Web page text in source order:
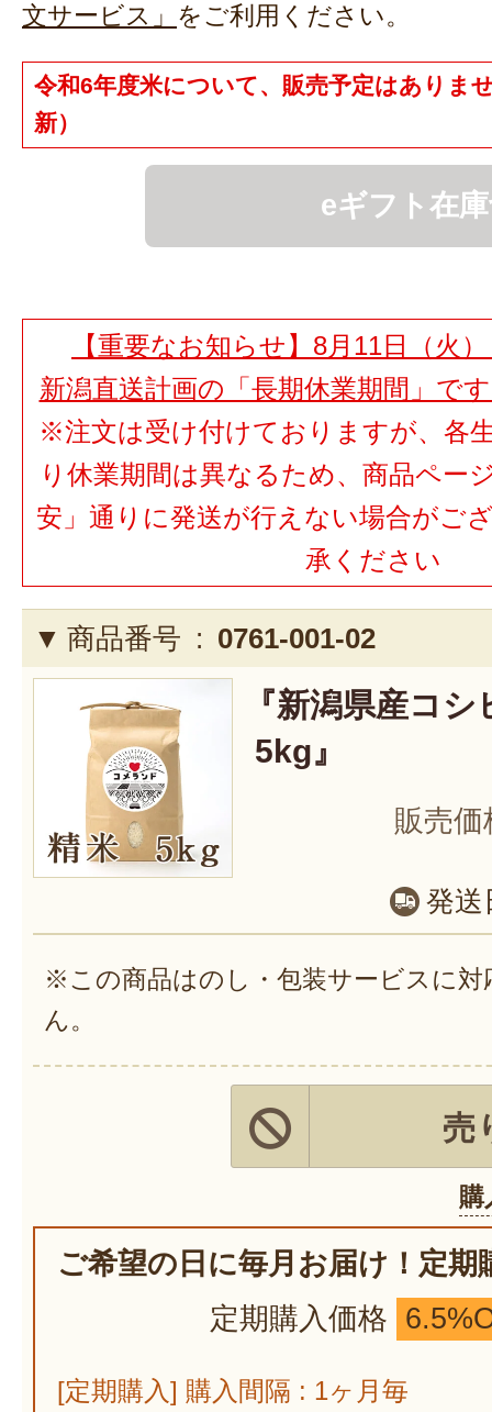
文サービス」 をご利用ください。
令和6年度米について、販売予定はありま
新）
eギフト在
【重要なお知らせ】8月11日（火
新潟直送計画の「長期休業期間」で
※注文は受け付けておりますが、各
り休業期間は異なるため、商品ペー
安」通りに発送が行えない場合がご
承ください
商品番号 : 0761-001-02
『新潟県産コ
5kg』
販売価
発送
※この商品はのし・包装サービスに対
ん。
売
購
ご希望の日に毎月お届け！定期
定期購入価格
[定期購入] 購入間隔 : 1ヶ月毎